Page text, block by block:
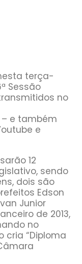
terça-
Sessão
no
– e também
e
12
sendo
dois são
Edson
Junior
de 2013,
no
cria “Diploma